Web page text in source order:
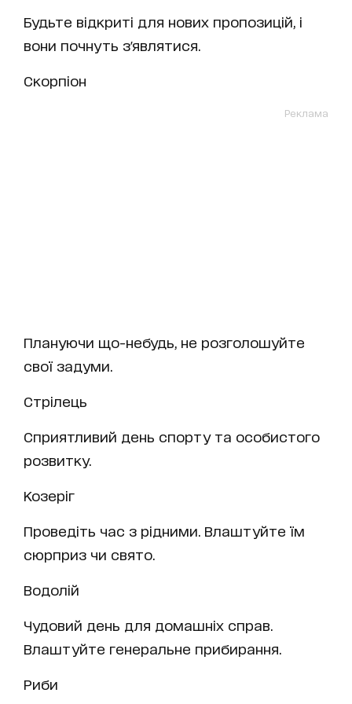
Будьте відкриті для нових пропозицій, і
вони почнуть з'являтися.
Скорпіон
Реклама
Плануючи що-небудь, не розголошуйте
свої задуми.
Стрілець
Сприятливий день спорту та особистого
розвитку.
Козеріг
Проведіть час з рідними. Влаштуйте їм
сюрприз чи свято.
Водолій
Чудовий день для домашніх справ.
Влаштуйте генеральне прибирання.
Риби